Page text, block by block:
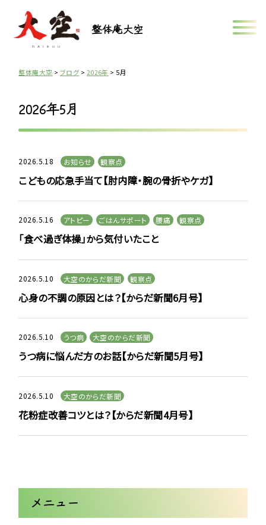
整体庵大空
整体庵大空 > ブログ > 2026年 > 5月
2026年5月
2026.5.18 お知らせ 観察点
こどもの応急手当て【肘内障・腕の骨折やケガ】
2026.5.16 アトピー ごはんサポート 腰痛 観察点
「食べ過ぎ体操」から気付いたこと
2026.5.10 大空のからだ新聞 観察点
心身の不調の原因とは？【からだ新聞6月号】
2026.5.10 うつ病 大空のからだ新聞
うつ病に悩んだ方のお話【からだ新聞5月号】
2026.5.10 大空のからだ新聞
花粉症改善コツとは？【からだ新聞4月号】
メニュー